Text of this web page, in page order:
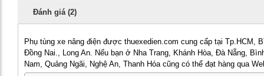
Đánh giá (2)
Phụ tùng xe nâng điện được thuexedien.com cung cấp tại Tp.HCM,
Đồng Nai., Long An. Nếu bạn ở Nha Trang, Khánh Hòa, Đà Nẵng,
Nam, Quảng Ngãi, Nghệ An, Thanh Hóa cũng có thể đạt hàng qua